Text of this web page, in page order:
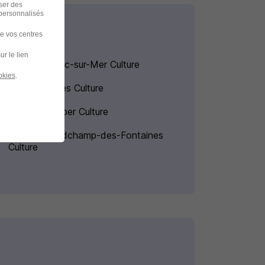
Intérim Soulac-sur-Mer Culture
Intérim Tarbes Culture
Intérim Quimper Culture
Intérim Grandchamp-des-Fontaines
Culture
des
vos centres
le lien
.